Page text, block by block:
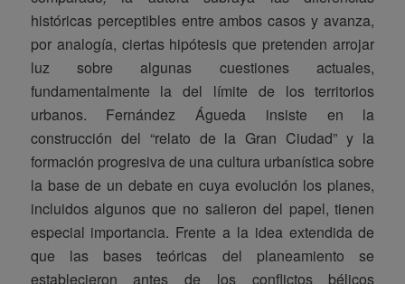
históricas perceptibles entre ambos casos y avanza,
por analogía, ciertas hipótesis que pretenden arrojar
luz sobre algunas cuestiones actuales,
fundamentalmente la del límite de los territorios
urbanos. Fernández Águeda insiste en la
construcción del “relato de la Gran Ciudad” y la
formación progresiva de una cultura urbanística sobre
la base de un debate en cuya evolución los planes,
incluidos algunos que no salieron del papel, tienen
especial importancia. Frente a la idea extendida de
que las bases teóricas del planeamiento se
establecieron antes de los conflictos bélicos